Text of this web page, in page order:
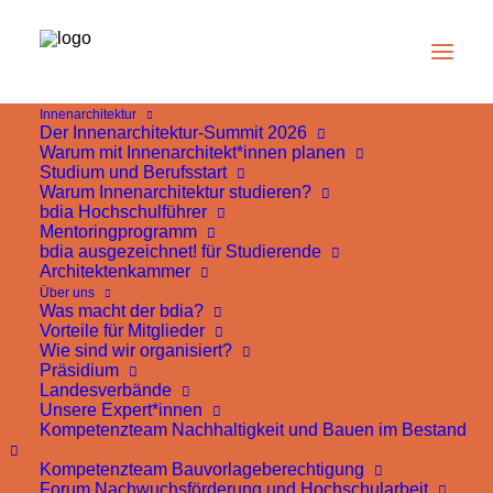
Innenarchitektur
Der Innenarchitektur-Summit 2026
Warum mit Innenarchitekt*innen planen
Studium und Berufsstart
Warum Innenarchitektur studieren?
bdia Hochschulführer
Mentoringprogramm
bdia ausgezeichnet! für Studierende
Architektenkammer
Über uns
Was macht der bdia?
Vorteile für Mitglieder
Wie sind wir organisiert?
Präsidium
Landesverbände
Unsere Expert*innen
Kompetenzteam Nachhaltigkeit und Bauen im Bestand
Kompetenzteam Bauvorlageberechtigung
Forum Nachwuchsförderung und Hochschularbeit
V & B Fliesen ist bdia
Förderpartner
Innovatives Fliesendesign nach höchsten
Qualitätsansprüchen. Die V&B Fliesen GmbH fertigt
Fliesen der Marke Villeroy & Boch und gehört zu den
führenden Keramikherstellern der Welt.